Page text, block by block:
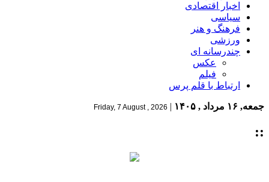
اخبار اقتصادی
سیاسی
فرهنگ و هنر
ورزشی
چندرسانه ای
عکس
فیلم
ارتباط با قلم پرس
جمعه, ۱۶ مرداد , ۱۴۰۵ |
Friday, 7 August , 2026
::